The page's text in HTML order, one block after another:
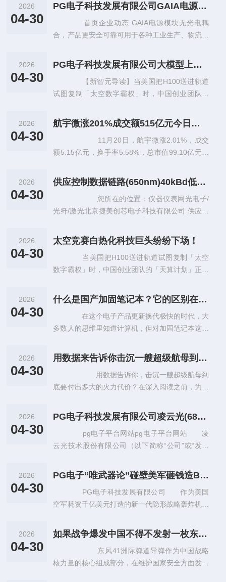
2026
04-30
PG电子科技发展有限公司GAIA电源模块无光电耦合产品更安全可靠
首页企业动态 GAIA电源模块无光电耦
合，产品更安全可靠可用于各种工业生产、物流运
器电源模块、功率因数校正（P
2026
04-30
PG电子科技发展有限公司大模型上天、马斯克发射GPU？中国团队直接建「太空超算」
【新智元导读】当美国把H100送进轨道
试图复制「太空数字霸权」时，中国创业团队的
辐射的绝境中找到一条掌握人类数字
2026
04-30
航宇微涨201%成交额515亿元今日主力净流入370766万
11月20日，航宇微涨2.01%，成交
额5.15亿元，换手率5.58%，总市值99.10亿元。
PAR
2026
04-30
供应控制数据链路(650nm)40kBd低电流延伸距离链路发射器光纤收发模块HFBR-2533Z原装假一罚十
您所在的位置：仪器仪表网光电子/
光纤/激光北京捷美创芯电子科技有限公司 供应控
射器,光纤收发模块
2026
04-30
太空竞赛白热化科技巨头纷纷下场！
当美国把H100送进轨道试图复制「太空
数字霸权」时，中国创业团队的「天算计划」正以
一条掌握人类数字命运的新路。
2026
04-30
什么是国产加固笔记本？它的区别在哪里？
在这个电子产品更新换代极快的时代，大
多数人的思维里知道计算机，但对加固笔记本这一
是国产加固笔记本？ 加固笔记本
2026
04-30
用数据来告诉你击沉一艘超级航母到底需要付出多大的火力？
用数据告诉你，击沉一艘超级航母到
底要付出多大的火力代价？在深入阅读之前，为了
以获得更多互动体验。感谢支持。声
2026
04-30
PG电子科技发展有限公司凌云光(688400)：本次募集资金投向属于科技创新领域的说明（修订稿）
pg电子平台网站pg电子平台网站 凌
云光技术股份有限公司（以下简称“公司”或“发行
于机器视觉产品的研发、生产和
2026
04-30
PG电子“唯武器论”碰壁美军砸钱造B-21求心安解放军体系战教它做人
PG电子科技发展有限公司 作为美国
空军耗资千亿美元打造的新一代隐形战略轰炸机，
对华战略遏制的核心利器。
2026
04-30
如果战争爆发中国不得不发射一枚东风41到底要消耗多少成本
东风41洲际弹道导弹作为中国战略
核力量的核心组成部分，在维护国家安全方面发挥